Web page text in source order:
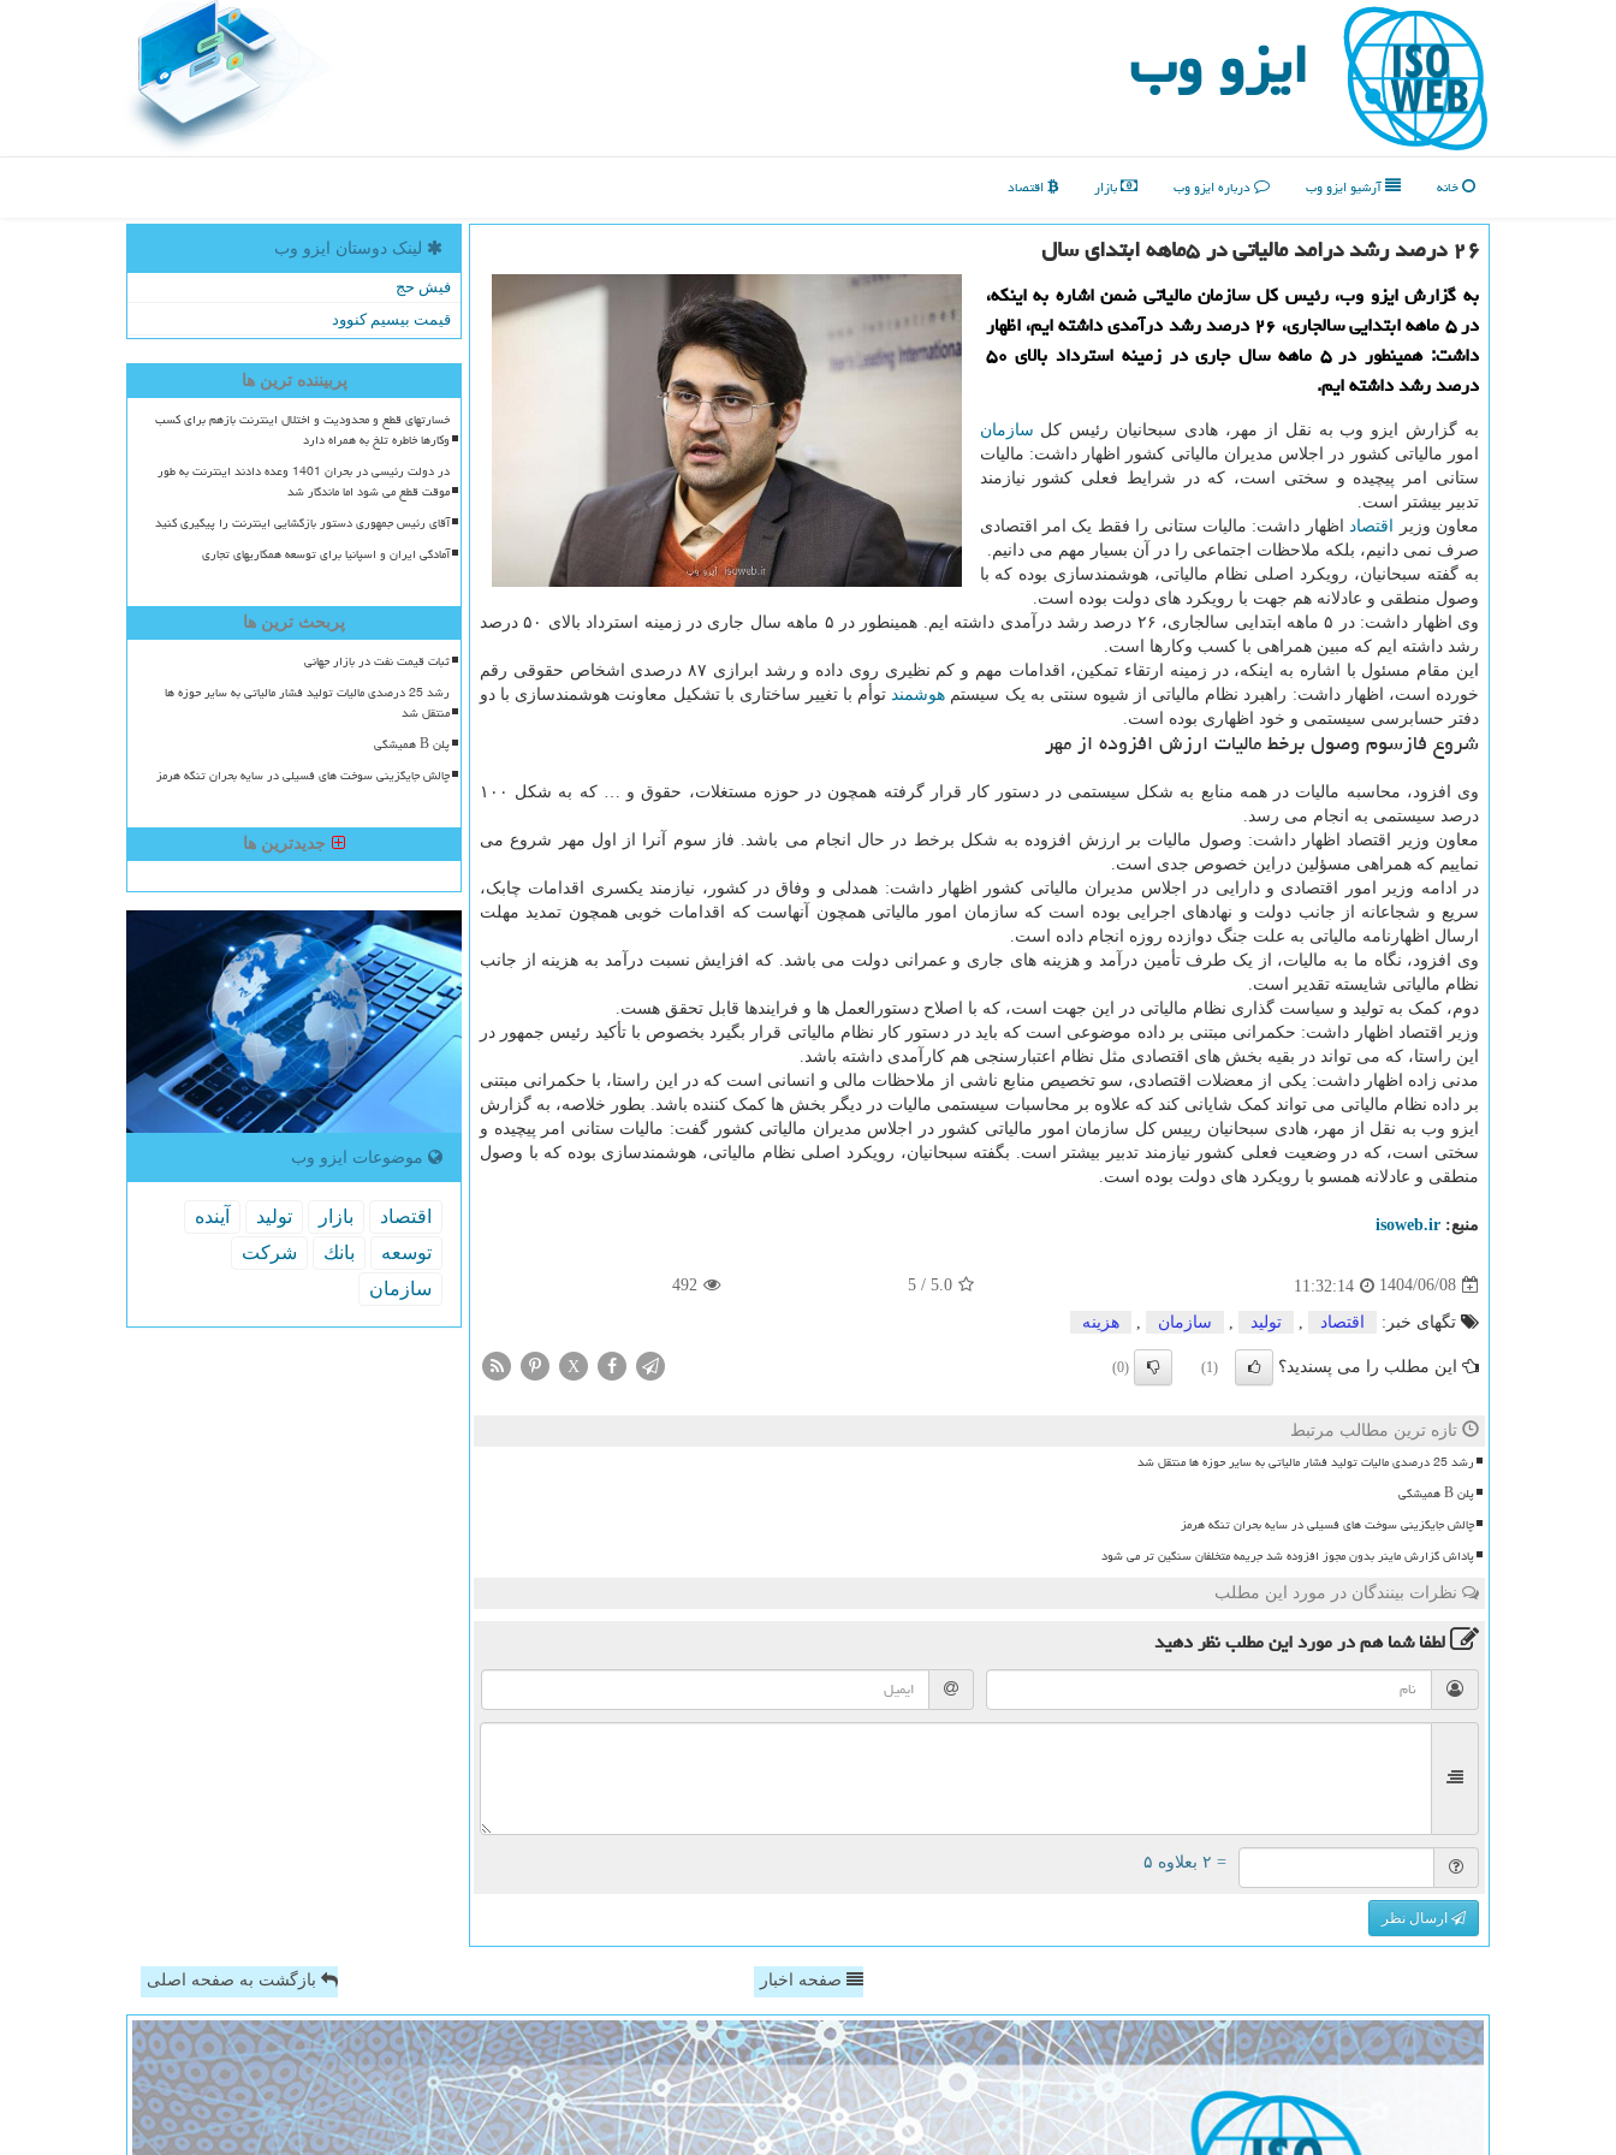
ایزو وب
خانه آرشیو ایزو وب درباره ایزو وب بازار اقتصاد
۲۶ درصد رشد درامد مالیاتی در ۵ماهه ابتدای سال
به گزارش ایزو وب، رئیس کل سازمان مالیاتی ضمن اشاره به اینکه،
در ۵ ماهه ابتدایی سالجاری، ۲۶ درصد رشد درآمدی داشته ایم، اظهار
داشت: همینطور در ۵ ماهه سال جاری در زمینه استرداد بالای ۵۰
درصد رشد داشته ایم.
به گزارش ایزو وب به نقل از مهر، هادی سبحانیان رئیس کل سازمان
امور مالیاتی کشور در اجلاس مدیران مالیاتی کشور اظهار داشت: مالیات
ستانی امر پیچیده و سختی است، که در شرایط فعلی کشور نیازمند
تدبیر بیشتر است.
معاون وزیر
اقتصاداظهار داشت: مالیات ستانی را فقط یک امر اقتصادی
صرف نمی دانیم، بلکه ملاحظات اجتماعی را در آن بسیار مهم می دانیم.
به گفته سبحانیان، رویکرد اصلی نظام مالیاتی، هوشمندسازی بوده که با
وصول منطقی و عادلانه هم جهت با رویکرد های دولت بوده است.
وی اظهار داشت: در ۵ ماهه ابتدایی سالجاری، ۲۶ درصد رشد درآمدی داشته ایم. همینطور در ۵ ماهه سال جاری در زمینه استرداد بالای ۵۰ درصد
رشد داشته ایم که مبین همراهی با کسب وکارها است.
این مقام مسئول با اشاره به اینکه، در زمینه ارتقاء تمکین، اقدامات مهم و کم نظیری روی داده و رشد ابرازی ۸۷ درصدی اشخاص حقوقی رقم
خورده است، اظهار داشت: راهبرد نظام مالیاتی از شیوه سنتی به یک سیستم هوشمندتوأم با تغییر ساختاری با تشکیل معاونت هوشمندسازی با دو
دفتر حسابرسی سیستمی و خود اظهاری بوده است.
شروع فازسوم وصول برخط مالیات ارزش افزوده از مهر
وی افزود، محاسبه مالیات در همه منابع به شکل سیستمی در دستور کار قرار گرفته همچون در حوزه مستغلات، حقوق و … که به شکل ۱۰۰
درصد سیستمی به انجام می رسد.
معاون وزیر اقتصاد اظهار داشت: وصول مالیات بر ارزش افزوده به شکل برخط در حال انجام می باشد. فاز سوم آنرا از اول مهر شروع می
نماییم که همراهی مسؤلین دراین خصوص جدی است.
در ادامه وزیر امور اقتصادی و دارایی در اجلاس مدیران مالیاتی کشور اظهار داشت: همدلی و وفاق در کشور، نیازمند یکسری اقدامات چابک،
سریع و شجاعانه از جانب دولت و نهادهای اجرایی بوده است که سازمان امور مالیاتی همچون آنهاست که اقدامات خوبی همچون تمدید مهلت
ارسال اظهارنامه مالیاتی به علت جنگ دوازده روزه انجام داده است.
وی افزود، نگاه ما به مالیات، از یک طرف تأمین درآمد و هزینه های جاری و عمرانی دولت می باشد. که افزایش نسبت درآمد به هزینه از جانب
نظام مالیاتی شایسته تقدیر است.
دوم، کمک به تولید و سیاست گذاری نظام مالیاتی در این جهت است، که با اصلاح دستورالعمل ها و فرایندها قابل تحقق هست.
وزیر اقتصاد اظهار داشت: حکمرانی مبتنی بر داده موضوعی است که باید در دستور کار نظام مالیاتی قرار بگیرد بخصوص با تأکید رئیس جمهور در
این راستا، که می تواند در بقیه بخش های اقتصادی مثل نظام اعتبارسنجی هم کارآمدی داشته باشد.
مدنی زاده اظهار داشت: یکی از معضلات اقتصادی، سو تخصیص منابع ناشی از ملاحظات مالی و انسانی است که در این راستا، با حکمرانی مبتنی
بر داده نظام مالیاتی می تواند کمک شایانی کند که علاوه بر محاسبات سیستمی مالیات در دیگر بخش ها کمک کننده باشد. بطور خلاصه، به گزارش
ایزو وب به نقل از مهر، هادی سبحانیان رییس کل سازمان امور مالیاتی کشور در اجلاس مدیران مالیاتی کشور گفت: مالیات ستانی امر پیچیده و
سختی است، که در وضعیت فعلی کشور نیازمند تدبیر بیشتر است. بگفته سبحانیان، رویکرد اصلی نظام مالیاتی، هوشمندسازی بوده که با وصول
منطقی و عادلانه همسو با رویکرد های دولت بوده است.
منبع: isoweb.ir
1404/06/08
11:32:14
5.0
/
5
492
تگهای خبر: اقتصاد تولید سازمان هزینه
این مطلب را می پسندید؟ (1)
(0)
X
تازه ترین مطالب مرتبط
رشد 25 درصدی مالیات تولید فشار مالیاتی به سایر حوزه ها منتقل شد
پلن B همیشگی
چالش جایگزینی سوخت های فسیلی در سایه بحران تنگه هرمز
پاداش گزارش ماینر بدون مجوز افزوده شد جریمه متخلفان سنگین تر می شود
نظرات بینندگان در مورد این مطلب
لطفا شما همدر مورد این مطلبنظر دهید
= ۲ بعلاوه ۵
ارسال نظر
لینک دوستان ایزو وب
فیش حج
قیمت بیسیم کنوود
پربیننده ترین ها
خسارتهای قطع و محدودیت و اختلال اینترنت بازهم برای کسب
وکارها خاطره تلخ به همراه دارد
در دولت رئیسی در بحران 1401 وعده دادند اینترنت به طور
موقت قطع می شود اما ماندگار شد
آقای رئیس جمهوری دستور بازگشایی اینترنت را پیگیری کنید
آمادگی ایران و اسپانیا برای توسعه همکاریهای تجاری
پربحث ترین ها
ثبات قیمت نفت در بازار جهانی
رشد 25 درصدی مالیات تولید فشار مالیاتی به سایر حوزه ها
منتقل شد
پلن B همیشگی
چالش جایگزینی سوخت های فسیلی در سایه بحران تنگه هرمز
جدیدترین ها
موضوعات ایزو وب
اقتصاد بازار تولید
آینده
توسعه
بانك
شركت
سازمان
صفحه اخبار بازگشت به صفحه اصلی